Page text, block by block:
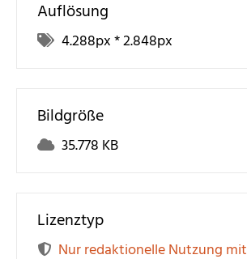
Auflösung
4.288px *2.848px
Bildgröße
35.778 KB
Lizenztyp
Nur redaktionelle Nutzung mit